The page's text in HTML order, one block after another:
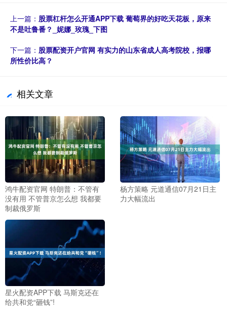
上一篇： 股票杠杆怎么开通APP下载 葡萄界的好吃天花板，原来
不是吐鲁番？_妮娜_玫瑰_下图
下一篇： 股票配资开户官网 有实力的山东省成人高考院校，报哪
所性价比高？
相关文章
鸿牛配资官网 特朗普：不管有
没有用 不管普京怎么想 我都要
制裁俄罗斯
杨方策略 元道通信07月21日主
力大幅流出
星火配资APP下载 马斯克还在
给共和党“砸钱”!